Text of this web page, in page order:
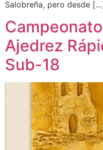
Salobreña, pero desde
Ajedrez
Sub-18